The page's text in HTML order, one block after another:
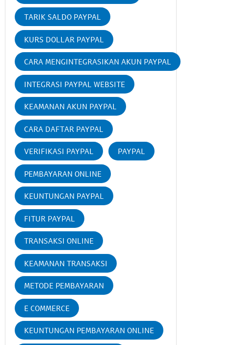
TARIK SALDO PAYPAL
KURS DOLLAR PAYPAL
CARA MENGINTEGRASIKAN AKUN PAYPAL
INTEGRASI PAYPAL WEBSITE
KEAMANAN AKUN PAYPAL
CARA DAFTAR PAYPAL
VERIFIKASI PAYPAL PAYPAL
PEMBAYARAN ONLINE
KEUNTUNGAN PAYPAL
FITUR PAYPAL
TRANSAKSI ONLINE
KEAMANAN TRANSAKSI
METODE PEMBAYARAN
E COMMERCE
KEUNTUNGAN PEMBAYARAN ONLINE